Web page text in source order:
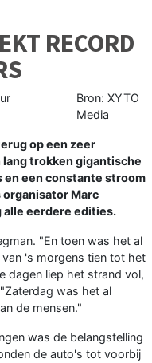
RECORD
Bron: XYTO
Media
op een zeer
trokken gigantische
een constante stroom
organisator Marc
eerdere edities.
"En toen was het al
's morgens tien tot het
dagen liep het strand vol,
was het al
de mensen."
was de belangstelling
de auto's tot voorbij